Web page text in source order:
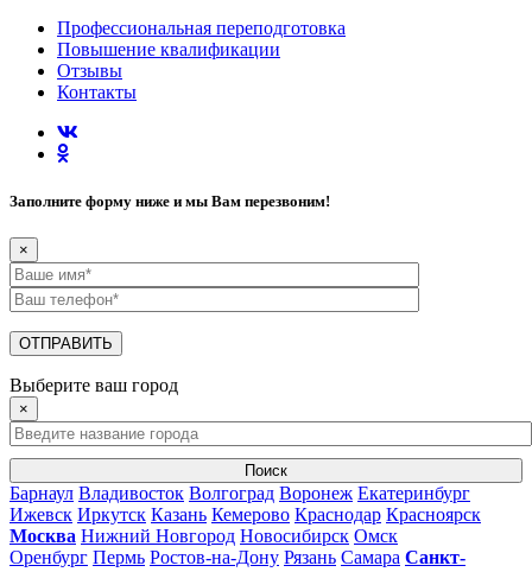
Профессиональная переподготовка
Повышение квалификации
Отзывы
Контакты
Заполните форму ниже и мы Вам перезвоним!
×
Выберите ваш город
×
Поиск
Барнаул Владивосток Волгоград Воронеж Екатеринбург
Ижевск Иркутск Казань Кемерово Краснодар Красноярск
Москва Нижний Новгород Новосибирск Омск
Оренбург Пермь Ростов-на-Дону Рязань Самара Санкт-